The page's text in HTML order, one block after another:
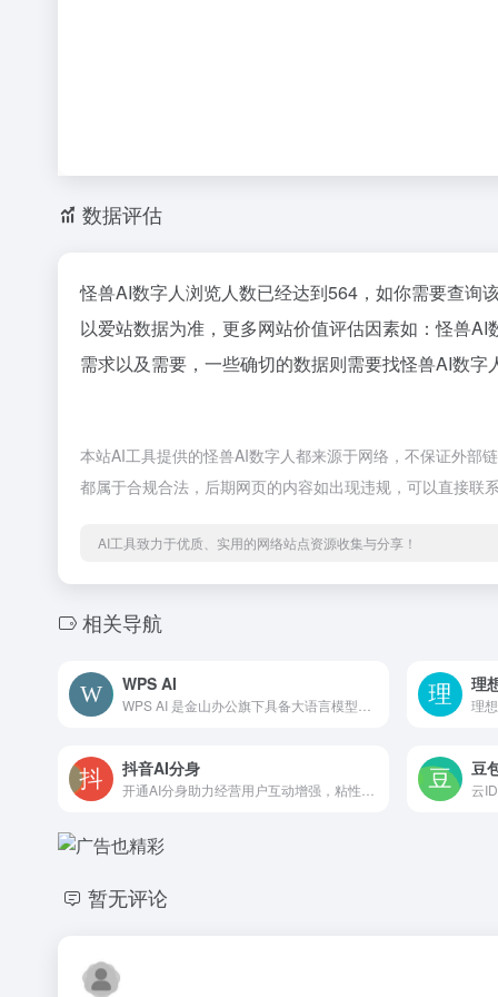
数据评估
怪兽AI数字人浏览人数已经达到564，如你需要查询
以爱站数据为准，更多网站价值评估因素如：怪兽
需求以及需要，一些确切的数据则需要找怪兽AI数
本站AI工具提供的怪兽AI数字人都来源于网络，不保证外部
都属于合规合法，后期网页的内容如出现违规，可以直接联
AI工具致力于优质、实用的网络站点资源收集与分享！
相关导航
WPS AI 理
抖音AI分身 豆
云
暂无评论